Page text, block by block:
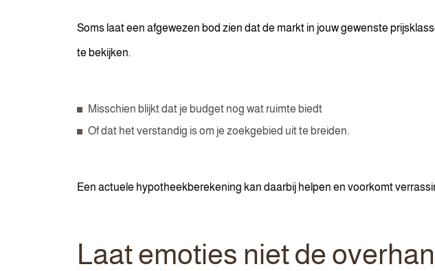
Soms laat een afgewezen bod zien dat de markt in jouw gewenste
te bekijken.
Misschien blijkt dat je budget nog wat ruimte biedt
Of dat het verstandig is om je zoekgebied uit te breiden.
Een actuele hypotheekberekening kan daarbij helpen en voorkomt
Laat emoties niet de